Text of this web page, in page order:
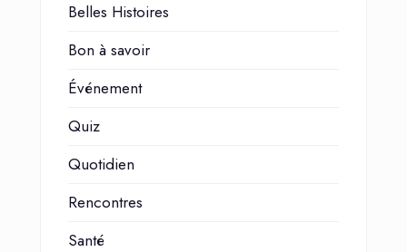
Belles Histoires
Bon à savoir
Événement
Quiz
Quotidien
Rencontres
Santé